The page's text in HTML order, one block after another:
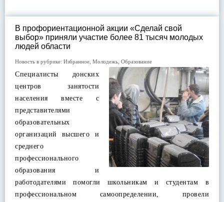
В профориентационной акции «Сделай свой
выбор» приняли участие более 81 тысяч молодых
людей области
Новость в рубрике: Избранное Молодежь Образование
Специалисты донских
центров занятости
населения вместе с
представителями
образовательных
организаций высшего и
среднего
профессионального
образования и
работодателями помогли школьникам и студентам в
профессиональном самоопределении, провели